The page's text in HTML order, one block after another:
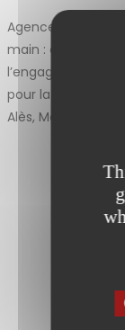
Agencement,
main : chaque
l’engagement et
pour la qualité et
Alès, Montpellier,